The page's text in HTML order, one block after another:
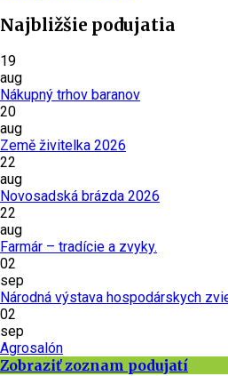
Najbližšie podujatia
19
aug
Nákupný trhov baranov
20
aug
Země živitelka 2026
22
aug
Novosadská brázda 2026
22
aug
Farmár – tradície a zvyky.
02
sep
Národná výstava hospodárskych
02
sep
Agrosalón
Zobraziť zoznam podujatí